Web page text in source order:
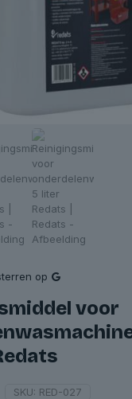
op
voor
SKU: RED-027